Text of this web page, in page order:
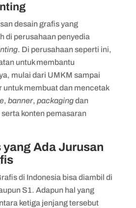
desain grafis yang
di perusahaan penyedia
. Di perusahaan seperti ini,
untuk membantu
mulai dari UMKM sampai
untuk membuat dan mencetak
, banner, packagingdan
konten pemasaran
Ada Jurusan
di Indonesia bisa diambil di
S1. Adapun hal yang
ketiga jenjang tersebut